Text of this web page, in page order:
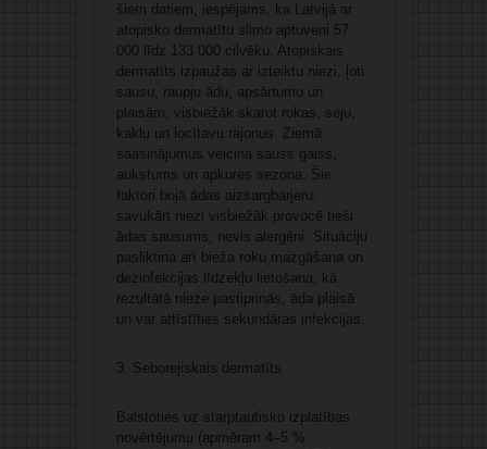
šiem datiem, iespējams, ka Latvijā ar
atopisko dermatītu slimo aptuveni 57
000 līdz 133 000 cilvēku. Atopiskais
dermatīts izpaužas ar izteiktu niezi, ļoti
sausu, raupju ādu, apsārtumu un
plaisām, visbiežāk skarot rokas, seju,
kaklu un locītavu rajonus. Ziemā
saasinājumus veicina sauss gaiss,
aukstums un apkures sezona. Šie
faktori bojā ādas aizsargbarjeru,
savukārt niezi visbiežāk provocē tieši
ādas sausums, nevis alergēni. Situāciju
pasliktina arī bieža roku mazgāšana un
dezinfekcijas līdzekļu lietošana, kā
rezultātā nieze pastiprinās, āda plaisā
un var attīstīties sekundāras infekcijas.
3. Seborejiskais dermatīts
Balstoties uz starptautisko izplatības
novērtējumu (apmēram 4–5 %